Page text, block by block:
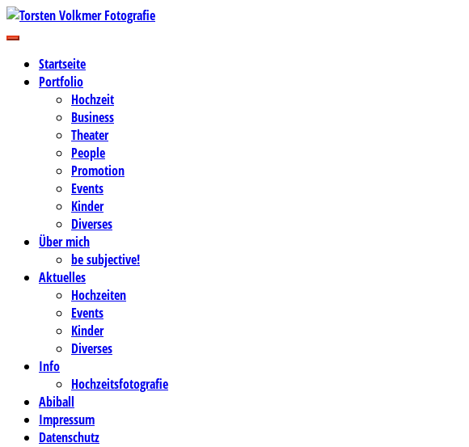
Zum
Inhalt
Torsten Volkmer Fotografie
Business-, Portrait- und Hochzeitsfotografie
Startseite
Portfolio
Hochzeit
Business
Theater
People
Promotion
Events
Kinder
Diverses
Über mich
be subjective!
Aktuelles
Hochzeiten
Events
Kinder
Diverses
Info
Hochzeitsfotografie
Abiball
Impressum
Datenschutz